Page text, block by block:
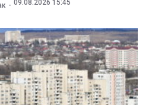
09.08.2026 15:45